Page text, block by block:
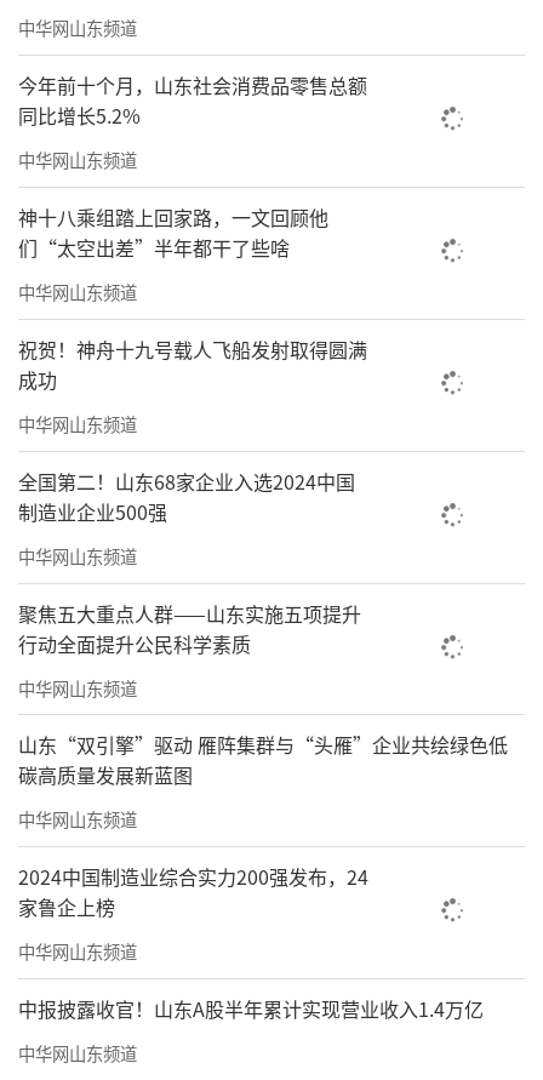
中华网山东频道
今年前十个月，山东社会消费品零售总额
同比增长5.2%
中华网山东频道
神十八乘组踏上回家路，一文回顾他
们“太空出差”半年都干了些啥
中华网山东频道
祝贺！神舟十九号载人飞船发射取得圆满
成功
中华网山东频道
全国第二！山东68家企业入选2024中国
制造业企业500强
中华网山东频道
聚焦五大重点人群——山东实施五项提升
行动全面提升公民科学素质
中华网山东频道
山东“双引擎”驱动 雁阵集群与“头雁”企业共绘绿色低
碳高质量发展新蓝图
中华网山东频道
2024中国制造业综合实力200强发布，24
家鲁企上榜
中华网山东频道
中报披露收官！山东A股半年累计实现营业收入1.4万亿
中华网山东频道